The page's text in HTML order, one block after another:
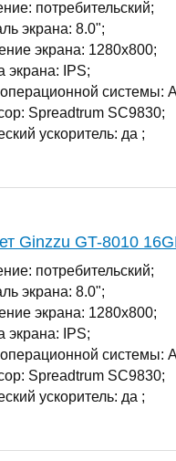
потребительский;
экрана: 8.0";
экрана: 1280x800;
экрана: IPS;
системы:
Spreadtrum SC9830;
ускоритель: да ;
Ginzzu GT-8010
потребительский;
экрана: 8.0";
экрана: 1280x800;
экрана: IPS;
системы:
Spreadtrum SC9830;
ускоритель: да ;